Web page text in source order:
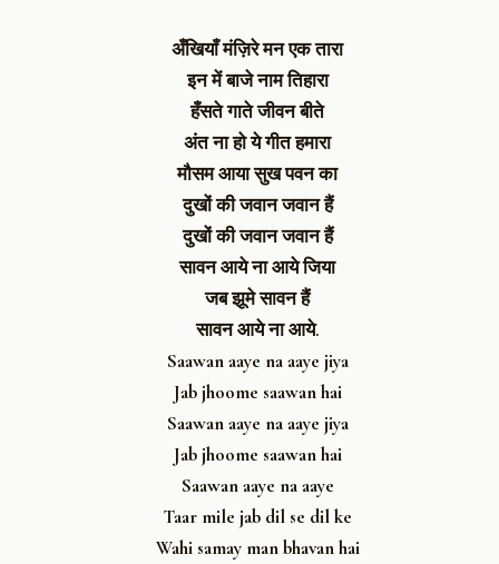
अँखियाँ मंज़िरे मन एक तारा
इन में बाजे नाम तिहारा
हँसते गाते जीवन बीते
अंत ना हो ये गीत हमारा
मौसम आया सुख पवन का
दुखों की जवान जवान हैं
दुखों की जवान जवान हैं
सावन आये ना आये जिया
जब झूमे सावन हैं
सावन आये ना आये.
Saawan aaye na aaye jiya
Jab jhoome saawan hai
Saawan aaye na aaye jiya
Jab jhoome saawan hai
Saawan aaye na aaye
Taar mile jab dil se dil ke
Wahi samay man bhavan hai